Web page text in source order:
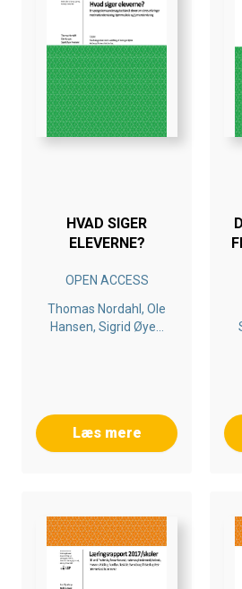
HVAD SIGER
ELEVERNE?
OPEN ACCESS
Thomas Nordahl, Ole
Hansen, Sigrid Øyen
Læs mere